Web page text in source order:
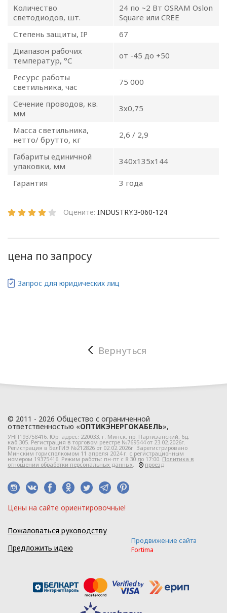
Количество
светодиодов, шт.
24 по ~2 Вт OSRAM Oslon
Square или CREE
Степень защиты, IP
67
Диапазон рабочих
температур, °С
от -45 до +50
Ресурс работы
светильника, час
75 000
Сечение проводов, кв.
мм
3х0,75
Масса светильника,
нетто/ брутто, кг
2,6 / 2,9
Габариты единичной
упаковки, мм
340х135х144
Гарантия 3 года
Оцените: INDUSTRY.3-060-124
цена по запросу
Запрос для юридических лиц
Вернуться
© 2011 - 2026 Общество с ограниченной
ответственностью «ОПТИКЭНЕРГОКАБЕЛЬ»,
УНП193758416. Юр. адрес: 220033, г. Минск, пр. Партизанский, 6д,
каб.305. Регистрация в торговом реестре №769544 от 23.02.2026г.
Регистрация в БелГИЭ №212826 от 02.02.2026г. Зарегистрировано
Минским горисполкомом 11 апреля 2024 г. с регистрационным
номером 19375416. Режим работы: пн-пт с 8:30 до 17:00.Политика в
отношении обработки персональных данных. проезд
Цeны нa caйтe opиeнтиpoвoчные!
Пожаловаться руководству
Предложить идею
Продвижение сайта
Fortima
Общество с ограниченной
ответственностью
«ОПТИКЭНЕРГОКАБЕЛЬ»
УТВЕРЖДАЮ
Директор ООО
«ОПТИКЭНЕРГОКАБЕЛЬ»
В.А. Прокопчук _________​
Глава 1
Общие
положения
в ООО
(далее – Политика)
персональных данных,
ООО «ОПТИКЭНЕРГОКАБЕЛЬ».
отношении персональных
данных разработана с
учетом требований
законодательства
Республики Беларусь,
регулирующего
область защиты
персональных данных.
акты по вопросам
обработки и
на основании Политики в
отношении персональных
данных ООО